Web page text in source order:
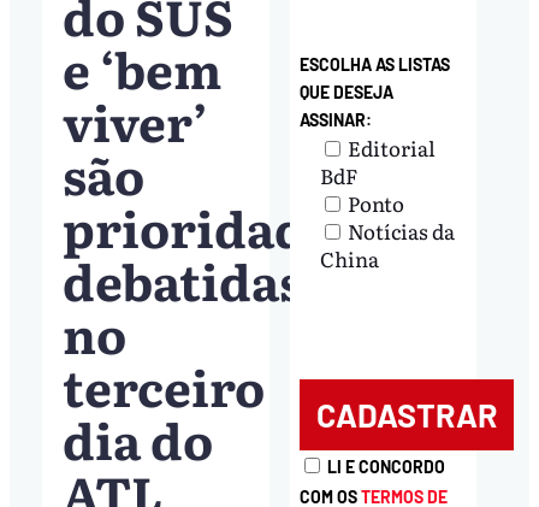
e ‘bem
viver’
são
prioridades
debatidas
no
terceiro
dia do
ATL
ESCOLHA AS LISTAS
QUE DESEJA
ASSINAR:
Editorial
BdF
Ponto
Notícias da
China
LI E CONCORDO
COM OSTERMOS DE